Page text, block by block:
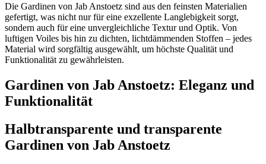
Die Gardinen von Jab Anstoetz sind aus den feinsten Materialien
gefertigt, was nicht nur für eine exzellente Langlebigkeit sorgt,
sondern auch für eine unvergleichliche Textur und Optik. Von
luftigen Voiles bis hin zu dichten, lichtdämmenden Stoffen – jedes
Material wird sorgfältig ausgewählt, um höchste Qualität und
Funktionalität zu gewährleisten.
Gardinen von Jab Anstoetz: Eleganz und
Funktionalität
Halbtransparente und transparente
Gardinen von Jab Anstoetz